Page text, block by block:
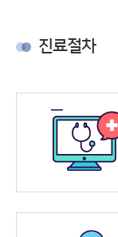
진료절차